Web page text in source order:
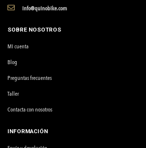
info@quinobike.com
SOBRE NOSOTROS
Mi cuenta
Blog
Preguntas frecuentes
Taller
Contacta con nosotros
INFORMACIÓN